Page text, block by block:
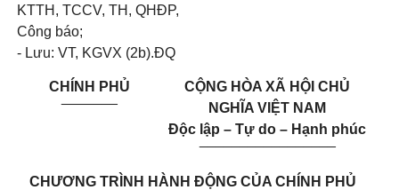
KTTH, TCCV, TH, QHĐP,
Công báo;
- Lưu: VT, KGVX (2b).ĐQ
CHÍNH PHỦ
CỘNG HÒA XÃ HỘI CHỦ
NGHĨA VIỆT NAM
Độc lập – Tự do – Hạnh phúc
_________________
CHƯƠNG TRÌNH HÀNH ĐỘNG CỦA CHÍNH PHỦ